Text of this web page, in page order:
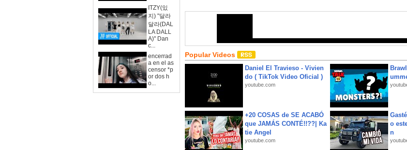
ITZY(있
지) "달라
달라(DAL
LA DALL
A)" Dan
c...
encerrad
a en el as
censor *p
or dos h
o...
Popular Videos
Daniel El Travieso - Vivien
do ( TikTok Video Oficial )
youtube.com
+20 COSAS de SE ACABÓ
que JAMÁS CONTÉ!!??| Ka
tie Angel
youtube.com
o
n